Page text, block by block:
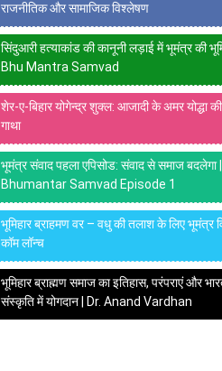
राजनीतिक और सामाजिक विश्लेषण
सिंदुआरी हत्याकांड की कानूनी लड़ाई में भूमंत्र की
Bhu Mantra Samvad
शेर-ए-बिहार योगेन्द्र शुक्ल: आजादी के अमर योद्धा
गाथा
भूमंत्र संवाद पहला एपिसोड: संवाद से समाज बदलेगा |
Bhumantar Samvad Episode 1
भूमिहार ब्राहमण वर – वधु की तलाश के लिए भूमंत्र
कॉम लॉन्च
भूमिहार ब्राह्मण समाज का इतिहास, परंपराएं और
संस्कृति में योगदान | Dr. Anand Vardhan